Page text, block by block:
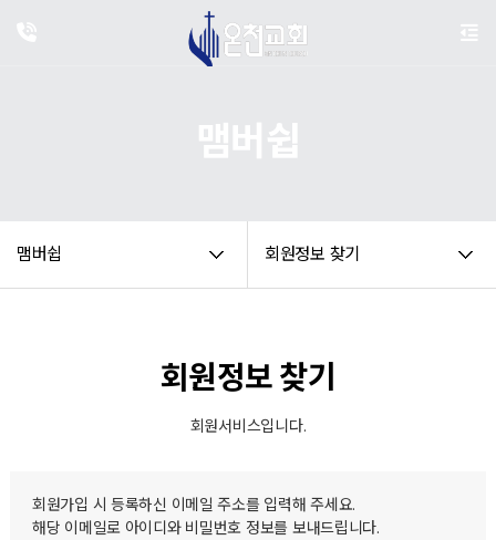
맴버쉽 회원정보 찾기
회원정보 찾기
회원서비스입니다.
회원가입 시 등록하신 이메일 주소를 입력해 주세요.
해당 이메일로 아이디와 비밀번호 정보를 보내드립니다.